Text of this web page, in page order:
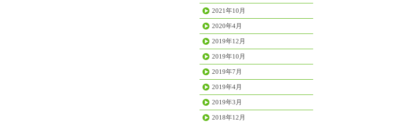
2021年10月
2020年4月
2019年12月
2019年10月
2019年7月
2019年4月
2019年3月
2018年12月